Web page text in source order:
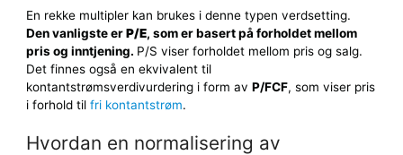
En rekke multipler kan brukes i denne typen verdsetting.
Den vanligste erP/E, som er basert på forholdet mellom
pris og inntjening. P/S viser forholdet mellom pris og salg.
Det finnes også en ekvivalent til
kontantstrømsverdivurdering i form av P/FCF, som viser pris
i forhold til fri kontantstrøm.
Hvordan en normalisering av